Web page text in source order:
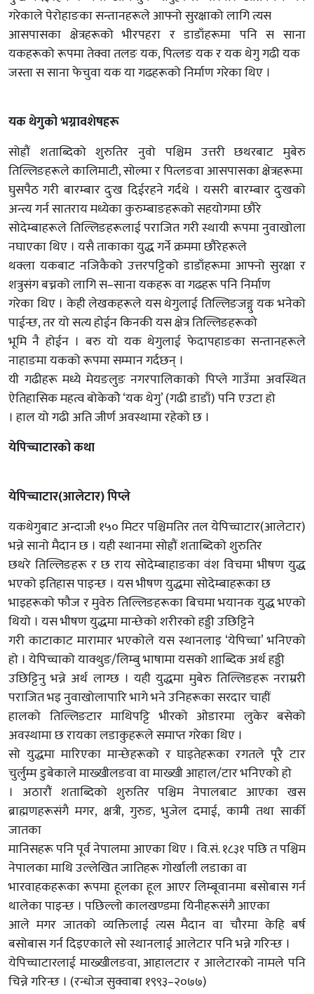
गरेकाले पेरोहाङका सन्तानहरूले आफ्नो सुरक्षाको लागि त्यस
आसपासका क्षेत्रहरूको भीरपहरा र डाडाँहरूमा पनि स साना
यकहरूको रूपमा तेक्वा तलङ यक, पित्लङ यक र यक थेगु गढी यक
जस्ता स साना फेचुवा यक या गढहरूको निर्माण गरेका थिए ।
यक थेगुको भग्नावशेषहरू
सोह्रौं शताब्दिको शुरुतिर नुवो पश्चिम उत्तरी छथरबाट मुबेरु
तिल्लिङहरूले कालिमाटी, सोल्मा र पित्लङवा आसपासका क्षेत्रहरूमा
घुसपैठ गरी बारम्बार दुःख दिईरहने गर्दथे । यसरी बारम्बार दुःखको
अन्त्य गर्न सातराय मध्येका कुरुम्बाङहरूको सहयोगमा छौरे
सोदेम्बाहरूले तिल्लिङहरूलाई पराजित गरी स्थायी रूपमा नुवाखोला
नघाएका थिए । यसै ताकाका युद्ध गर्ने क्रममा छौरेहरूले
थक्ला यकबाट नजिकैको उत्तरपट्टिको डाडाँहरूमा आफ्नो सुरक्षा र
शत्रुसंग बच्नको लागि स–साना यकहरू वा गढहरू पनि निर्माण
गरेका थिए । केही लेखकहरूले यस थेगुलाई तिल्लिङजङ्गु यक भनेको
पाईन्छ, तर यो सत्य होईन किनकी यस क्षेत्र तिल्लिङहरूको
भूमि नै होईन । बरु यो यक थेगुलाई फेदापहाङका सन्तानहरूले
नाहाङमा यकको रूपमा सम्मान गर्दछन् ।
यी गढीहरू मध्ये मेयङलुङ नगरपालिकाको पिप्ले गाउँमा अवस्थित
ऐतिहासिक महत्व बोकेकोे ‘यक थेगु’ (गढी डाडाँ) पनि एउटा हो
। हाल यो गढी अति जीर्ण अवस्थामा रहेको छ ।
येपिच्चाटारको कथा
येपिच्चाटार(आलेटार) पिप्ले
यकथेगुबाट अन्दाजी १५० मिटर पश्चिमतिर तल येपिच्चाटार(आलेटार)
भन्ने सानो मैदान छ । यही स्थानमा सोह्रौं शताब्दिको शुरुतिर
छथरे तिल्लिङहरू र छ राय सोदेम्बाहाङका वंश विचमा भीषण युद्ध
भएको इतिहास पाइन्छ । यस भीषण युद्धमा सोदेम्बाहरूका छ
भाइहरूको फौज र मुवेरु तिल्लिङहरूका बिचमा भयानक युद्ध भएको
थियो । यस भीषण युद्धमा मान्छेको शरीरको हड्डी उछिट्टिने
गरी काटाकाट मारामार भएकोले यस स्थानलाइ ‘येपिच्चा’ भनिएको
हो । येपिच्चाको याक्थुङ/लिम्बु भाषामा यसको शाब्दिक अर्थ हड्डी
उछिट्टिनु भन्ने अर्थ लाग्छ । यही युद्धमा मुबेरु तिल्लिङहरू नराम्ररी
पराजित भइ नुवाखोलापारि भागे भने उनिहरूका सरदार चाहीं
हालको तिल्लिङटार माथिपट्टि भीरको ओडारमा लुकेर बसेको
अवस्थामा छ रायका लडाकुहरूले समाप्त गरेका थिए ।
सो युद्धमा मारिएका मान्छेहरूको र घाइतेहरूका रगतले पूरै टार
चुर्लुम्म डुबेकाले माख्खीलङवा वा माख्खी आहाल/टार भनिएको हो
। अठारौं शताब्दिको शुरुतिर पश्चिम नेपालबाट आएका खस
ब्राह्मणहरूसंगै मगर, क्षत्री, गुरुङ, भुजेल दमाई, कामी तथा सार्की
जातका
मानिसहरू पनि पूर्व नेपालमा आएका थिए । वि.सं. १८३१ पछि त पश्चिम
नेपालका माथि उल्लेखित जातिहरू गोर्खाली लडाका वा
भारवाहकहरूका रूपमा हूलका हूल आएर लिम्बूवानमा बसोबास गर्न
थालेका पाइन्छ । पछिल्लो कालखण्डमा यिनीहरूसंगै आएका
आले मगर जातको व्यक्तिलाई त्यस मैदान वा चौरमा केहि बर्ष
बसोबास गर्न दिइएकाले सो स्थानलाई आलेटार पनि भन्ने गरिन्छ ।
येपिच्चाटारलाई माख्खीलङवा, आहालटार र आलेटारको नामले पनि
चिन्ने गरिन्छ । (रन्धोज सुक्वाबा १९९३–२०७७)